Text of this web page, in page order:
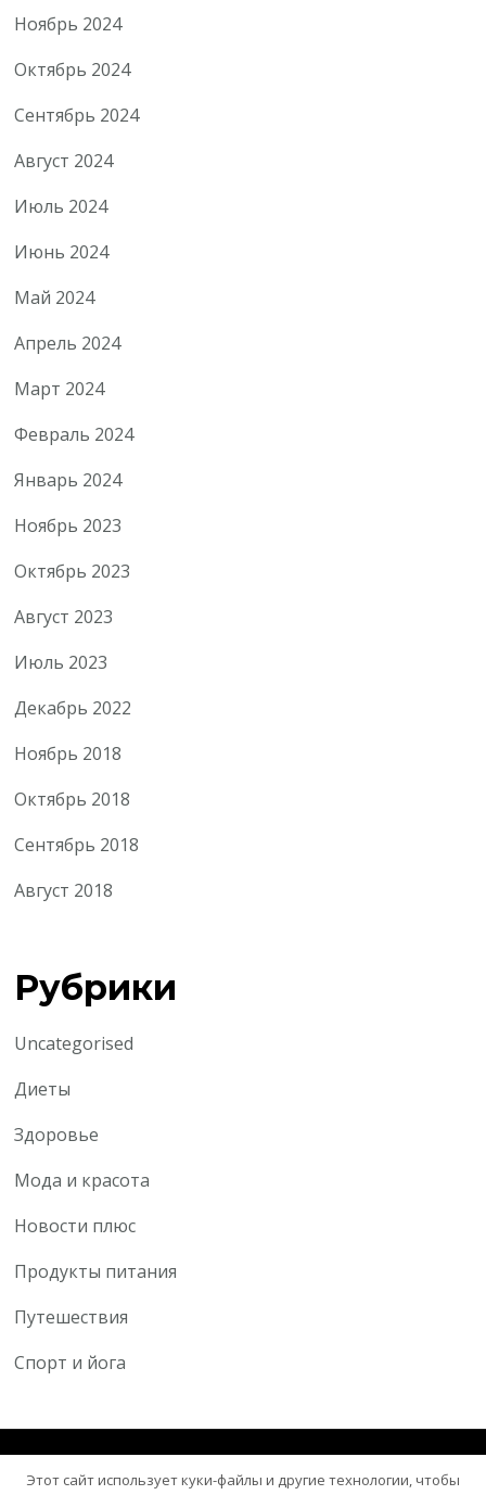
Ноябрь 2024
Октябрь 2024
Сентябрь 2024
Август 2024
Июль 2024
Июнь 2024
Май 2024
Апрель 2024
Март 2024
Февраль 2024
Январь 2024
Ноябрь 2023
Октябрь 2023
Август 2023
Июль 2023
Декабрь 2022
Ноябрь 2018
Октябрь 2018
Сентябрь 2018
Август 2018
Рубрики
Uncategorised
Диеты
Здоровье
Мода и красота
Новости плюс
Продукты питания
Путешествия
Спорт и йога
Этот сайт использует куки-файлы и другие технологии, чтобы